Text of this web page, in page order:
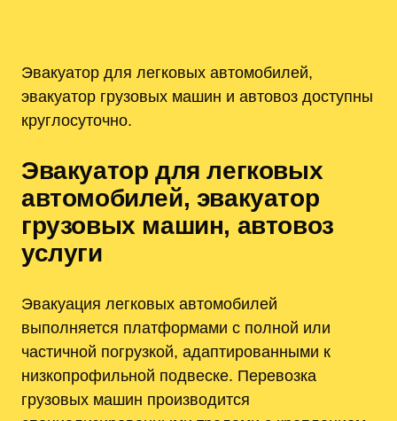
Эвакуатор для легковых автомобилей,
эвакуатор грузовых машин и автовоз доступны
круглосуточно.
Эвакуатор для легковых
автомобилей, эвакуатор
грузовых машин, автовоз
услуги
Эвакуация легковых автомобилей
выполняется платформами с полной или
частичной погрузкой, адаптированными к
низкопрофильной подвеске. Перевозка
грузовых машин производится